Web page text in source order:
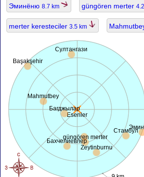
Эминёню 8.7 km güngören merter
merter keresteciler 3.5 km
Esenler
Стамбул
Багджылар
Бахчелиевлер
Султангази
Zeytinburnu
Başakşehir
güngören merter
Mahmutbey